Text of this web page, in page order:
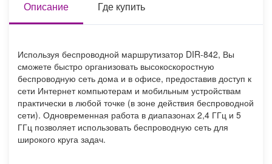
Описание Где купить
Используя беспроводной маршрутизатор DIR-842, Вы
сможете быстро организовать высокоскоростную
беспроводную сеть дома и в офисе, предоставив доступ к
сети Интернет компьютерам и мобильным устройствам
практически в любой точке (в зоне действия беспроводной
сети). Одновременная работа в диапазонах 2,4 ГГц и 5
ГГц позволяет использовать беспроводную сеть для
широкого круга задач.